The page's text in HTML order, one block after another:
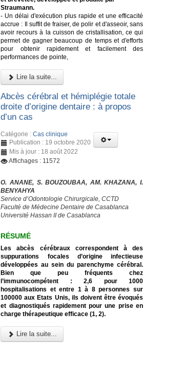
Straumann.
- Un délai d'exécution plus rapide et une efficacité
accrue : Il suffit de fraiser, de polir et d'asseoir, sans
avoir recours à la cuisson de cristallisation, ce qui
permet de gagner beaucoup de temps et d'efforts
pour obtenir rapidement et facilement des
performances de pointe,
Lire la suite...
Abcès cérébral et hémiplégie totale
droite d’origine dentaire : à propos
d’un cas
Catégorie :Cas clinique
Publication : 19 octobre 2020
Mis à jour : 18 août 2022
Affichages : 11572
O. ANANE, S. BOUZOUBAA, AM. KHAZANA, I.
BENYAHYA
Service d’Odontologie Chirurgicale, CCTD
Faculté de Médecine Dentaire de Casablanca
Université Hassan II de Casablanca
RÉSUMÉ
Les abcès cérébraux correspondent à des
suppurations focales d’origine infectieuse
développées au sein du parenchyme cérébral.
Bien que peu fréquents chez
l’immunocompétent : 2,6 pour 1000
hospitalisations et entre 1 à 8 personnes sur
100000 aux Etats Unis, ils doivent être évoqués
et diagnostiqués rapidement pour une prise en
charge thérapeutique efficace (1, 2).
Lire la suite...